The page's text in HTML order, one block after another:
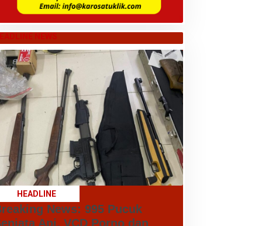
NEWS
HEADLINE
News: 995 Pucuk
Api, VCD Porno dan